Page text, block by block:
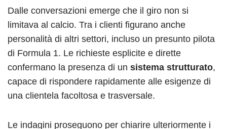
Dalle conversazioni emerge che il giro non si
limitava al calcio. Tra i clienti figurano anche
personalità di altri settori, incluso un presunto pilota
di Formula 1. Le richieste esplicite e dirette
confermano la presenza di un sistema strutturato,
capace di rispondere rapidamente alle esigenze di
una clientela facoltosa e trasversale.
Le indagini proseguono per chiarire ulteriormente i